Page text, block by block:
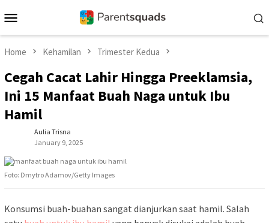
to
Menu
Home Kehamilan Trimester Kedua
Cegah Cacat Lahir Hingga Preeklamsia,
Ini 15 Manfaat Buah Naga untuk Ibu
Hamil
Aulia Trisna
January 9, 2025
Foto: Dmytro Adamov/Getty Images
Konsumsi buah-buahan sangat dianjurkan saat hamil. Salah